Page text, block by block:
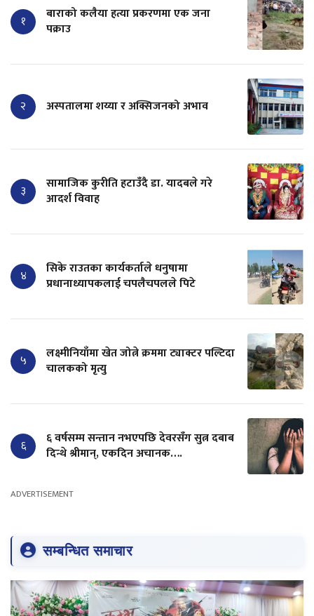
१
बाराको कलैया हत्या प्रकरणमा एक जना
पक्राउ
२ अस्पतालमा शय्या र अक्सिजनको अभाव
३
सामाजिक कुरीति हटाउँदै डा. यादबले गरे
आदर्श विवाह
४
सिके राउतका कार्यकर्ताले धनुषामा
प्रधानाध्यापकलाई चपलैचपलले पिटे
५
लक्ष्मीनियाँमा खेत जोत्ने क्रममा ट्याक्टर पल्टिदा
चालकको मृत्यु
६
६ वर्षसम्म सन्तान नभएपछि देवरसँग सुत्न दबाब
दिन्थे श्रीमान्, एकदिन अचानक….
ADVERTISEMENT
सम्बन्धित समाचार